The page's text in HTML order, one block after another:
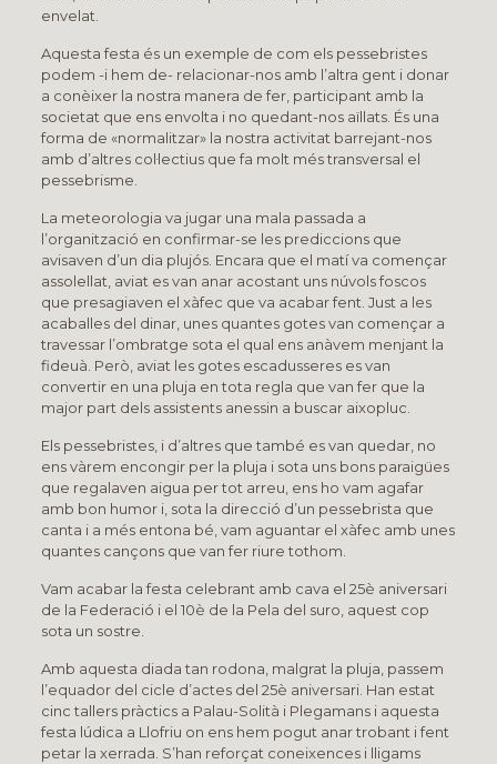
envelat.
Aquesta festa és un exemple de com els pessebristes
podem -i hem de- relacionar-nos amb l’altra gent i donar
a conèixer la nostra manera de fer, participant amb la
societat que ens envolta i no quedant-nos aïllats. És una
forma de «normalitzar» la nostra activitat barrejant-nos
amb d’altres col·lectius que fa molt més transversal el
pessebrisme.
La meteorologia va jugar una mala passada a
l’organització en confirmar-se les prediccions que
avisaven d’un dia plujós. Encara que el matí va començar
assolellat, aviat es van anar acostant uns núvols foscos
que presagiaven el xàfec que va acabar fent. Just a les
acaballes del dinar, unes quantes gotes van començar a
travessar l’ombratge sota el qual ens anàvem menjant la
fideuà. Però, aviat les gotes escadusseres es van
convertir en una pluja en tota regla que van fer que la
major part dels assistents anessin a buscar aixopluc.
Els pessebristes, i d’altres que també es van quedar, no
ens vàrem encongir per la pluja i sota uns bons paraigües
que regalaven aigua per tot arreu, ens ho vam agafar
amb bon humor i, sota la direcció d’un pessebrista que
canta i a més entona bé, vam aguantar el xàfec amb unes
quantes cançons que van fer riure tothom.
Vam acabar la festa celebrant amb cava el 25è aniversari
de la Federació i el 10è de la Pela del suro, aquest cop
sota un sostre.
Amb aquesta diada tan rodona, malgrat la pluja, passem
l’equador del cicle d’actes del 25è aniversari. Han estat
cinc tallers pràctics a Palau-Solità i Plegamans i aquesta
festa lúdica a Llofriu on ens hem pogut anar trobant i fent
petar la xerrada. S’han reforçat coneixences i lligams